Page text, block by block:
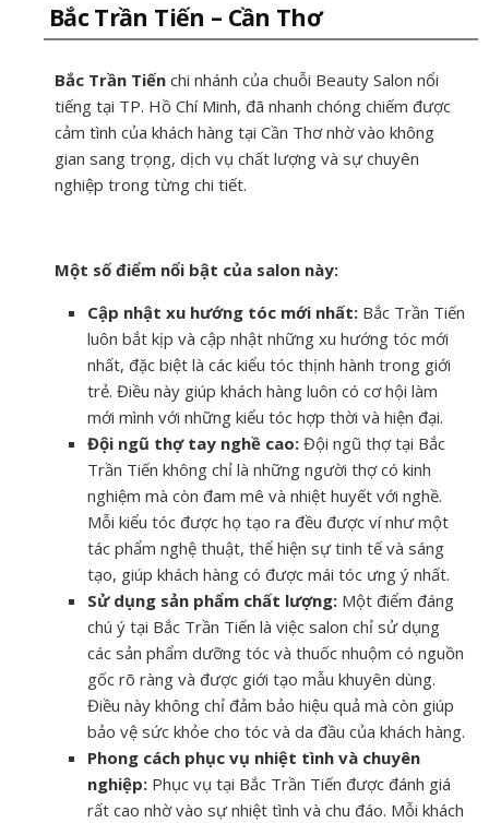
Bắc Trần Tiến – Cần Thơ
Bắc Trần Tiến chi nhánh của chuỗi Beauty Salon nổi
tiếng tại TP. Hồ Chí Minh, đã nhanh chóng chiếm được
cảm tình của khách hàng tại Cần Thơ nhờ vào không
gian sang trọng, dịch vụ chất lượng và sự chuyên
nghiệp trong từng chi tiết.
Một số điểm nổi bật của salon này:
Cập nhật xu hướng tóc mới nhất: Bắc Trần Tiến
luôn bắt kịp và cập nhật những xu hướng tóc mới
nhất, đặc biệt là các kiểu tóc thịnh hành trong giới
trẻ. Điều này giúp khách hàng luôn có cơ hội làm
mới mình với những kiểu tóc hợp thời và hiện đại.
Đội ngũ thợ tay nghề cao: Đội ngũ thợ tại Bắc
Trần Tiến không chỉ là những người thợ có kinh
nghiệm mà còn đam mê và nhiệt huyết với nghề.
Mỗi kiểu tóc được họ tạo ra đều được ví như một
tác phẩm nghệ thuật, thể hiện sự tinh tế và sáng
tạo, giúp khách hàng có được mái tóc ưng ý nhất.
Sử dụng sản phẩm chất lượng: Một điểm đáng
chú ý tại Bắc Trần Tiến là việc salon chỉ sử dụng
các sản phẩm dưỡng tóc và thuốc nhuộm có nguồn
gốc rõ ràng và được giới tạo mẫu khuyên dùng.
Điều này không chỉ đảm bảo hiệu quả mà còn giúp
bảo vệ sức khỏe cho tóc và da đầu của khách hàng.
Phong cách phục vụ nhiệt tình và chuyên
nghiệp: Phục vụ tại Bắc Trần Tiến được đánh giá
rất cao nhờ vào sự nhiệt tình và chu đáo. Mỗi khách